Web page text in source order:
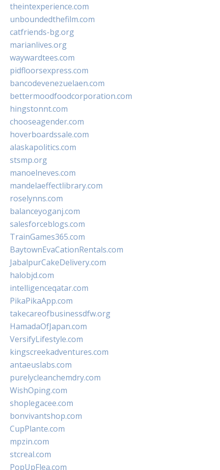
theintexperience.com
unboundedthefilm.com
catfriends-bg.org
marianlives.org
waywardtees.com
pidfloorsexpress.com
bancodevenezuelaen.com
bettermoodfoodcorporation.com
hingstonnt.com
chooseagender.com
hoverboardssale.com
alaskapolitics.com
stsmp.org
manoelneves.com
mandelaeffectlibrary.com
roselynns.com
balanceyoganj.com
salesforceblogs.com
TrainGames365.com
BaytownEvaCationRentals.com
JabalpurCakeDelivery.com
halobjd.com
intelligenceqatar.com
PikaPikaApp.com
takecareofbusinessdfw.org
HamadaOfJapan.com
VersifyLifestyle.com
kingscreekadventures.com
antaeuslabs.com
purelycleanchemdry.com
WishOping.com
shoplegacee.com
bonvivantshop.com
CupPlante.com
mpzin.com
stcreal.com
PopUpFlea.com